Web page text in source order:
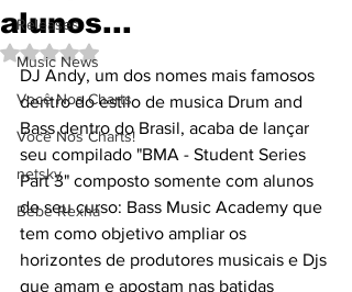
Releases
Music News
Você Nos Charts
Você Nos Charts!
netsky
Bebe Rexha
alunos...
Avaliado com NaN de 5 estrelas.
DJ Andy, um dos nomes mais famosos
dentro do estilo de musica Drum and
Bass dentro do Brasil, acaba de lançar
seu compilado "BMA - Student Series
Part 3" composto somente com alunos
de seu curso: Bass Music Academy que
tem como objetivo ampliar os
horizontes de produtores musicais e Djs
que amam e apostam nas batidas